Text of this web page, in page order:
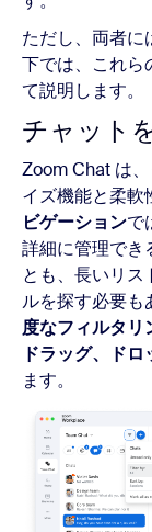
ただし、両者に
下では、これら
て説明します。
チャット
Zoom Chat は
イズ機能と柔軟
ビゲーションで
詳細に管理でき
とも、長いリ
ルを探す必要も
度なフィルタリ
ドラッグ、ド
ます。